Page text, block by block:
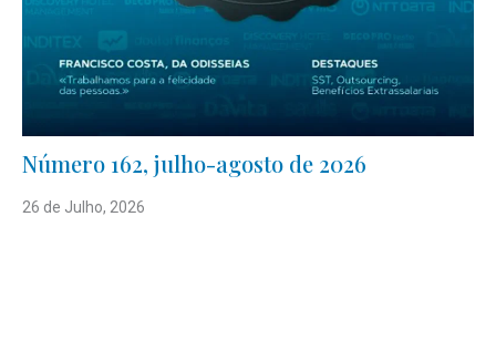
Número 162, julho-agosto de 2026
26 de Julho, 2026